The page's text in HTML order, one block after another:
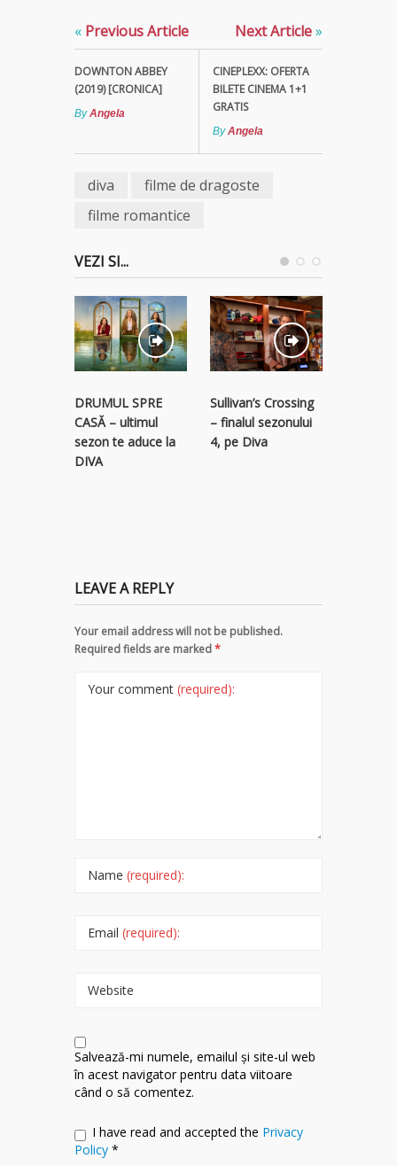
« Previous Article
DOWNTON ABBEY
(2019) [CRONICA]
ByAngela
Next Article»
CINEPLEXX: OFERTA
BILETE CINEMA 1+1
GRATIS
ByAngela
diva
filme de dragoste
filme romantice
VEZI SI...
DRUMUL SPRE
CASĂ – ultimul
sezon te aduce la
DIVA
Sullivan’s Crossing
– finalul sezonului
4, pe Diva
LEAVE A REPLY
Your email address will not be published.
Required fields are marked*
Your comment (required):
Name (required):
Email (required):
Website
Salvează-mi numele, emailul și site-ul web
în acest navigator pentru data viitoare
când o să comentez.
I have read and accepted the Privacy
Policy *